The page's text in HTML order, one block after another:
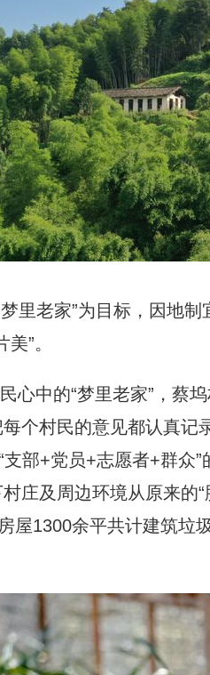
里老家”为目标，因地
”。
心中的“梦里老家”，蔡
个村民的意见都认真
部+党员+志愿者+群众
庄及周边环境从原来的
屋1300余平共计建筑